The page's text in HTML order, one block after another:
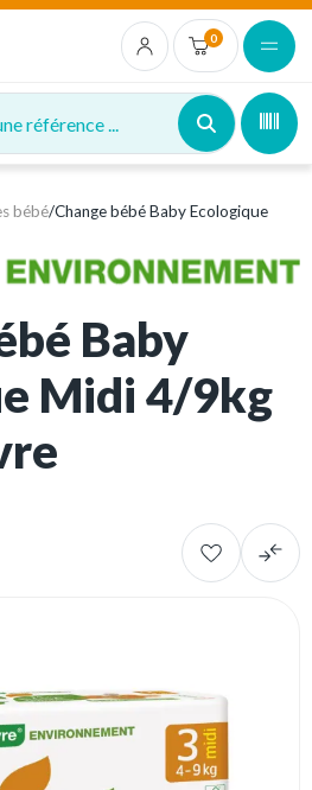
0
référence ...
bébé/Change bébé Baby Ecologique
Baby
Midi 4/9kg